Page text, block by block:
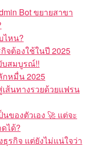
Bot ขยายสาขา
ไหน?
จต้องใช้ในปี 2025
บสมบูรณ์!!
หมื่น 2025
ส้นทางรวยด้วยแฟรน
ของตัวเอง 🚀 แต่จะ
ได้?
รกิจ แต่ยังไม่แน่ใจว่า